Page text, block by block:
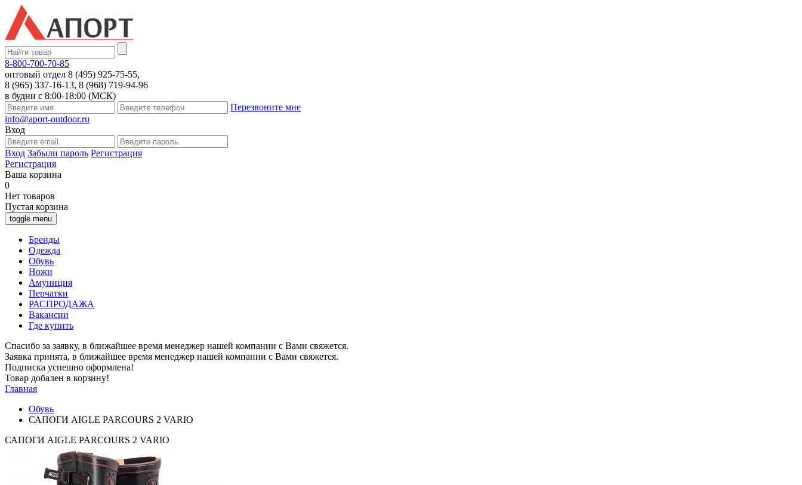
8-800-700-70-85
оптовый отдел 8 (495) 925-75-55,
8 (965) 337-16-13, 8 (968) 719-94-96
в будни с 8:00-18:00 (МСК)
Перезвоните мне
info@aport-outdoor.ru
Вход
Вход Забыли пароль Регистрация
Регистрация
Ваша корзина
0
Нет товаров
Пустая корзина
toggle menu
Бренды
Одежда
Обувь
Ножи
Амуниция
Перчатки
РАСПРОДАЖА
Вакансии
Где купить
Спасибо за заявку, в ближайшее время менеджер нашей компании с Вами свяжется.
Заявка принята, в ближайшее время менеджер нашей компании с Вами свяжется.
Подписка успешно оформлена!
Товар добален в корзину!
Главная
Обувь
САПОГИ AIGLE PARCOURS 2 VARIO
САПОГИ AIGLE PARCOURS 2 VARIO